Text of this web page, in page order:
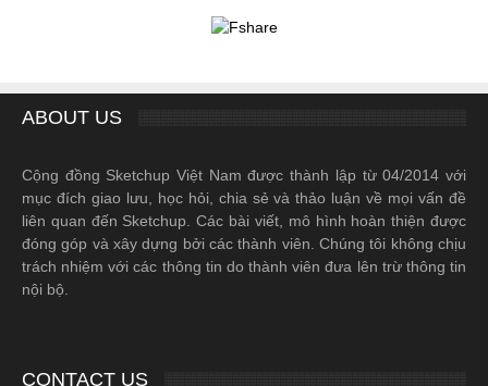
ABOUT US
Cộng đồng Sketchup Việt Nam được thành lập từ 04/2014 với
mục đích giao lưu, học hỏi, chia sẻ và thảo luận về mọi vấn đề
liên quan đến Sketchup. Các bài viết, mô hình hoàn thiện được
đóng góp và xây dựng bởi các thành viên. Chúng tôi không chịu
trách nhiệm với các thông tin do thành viên đưa lên trừ thông tin
nội bộ.
CONTACT US